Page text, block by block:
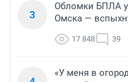
3
Обломки БПЛА
Омска —
17 848 39
«У меня в